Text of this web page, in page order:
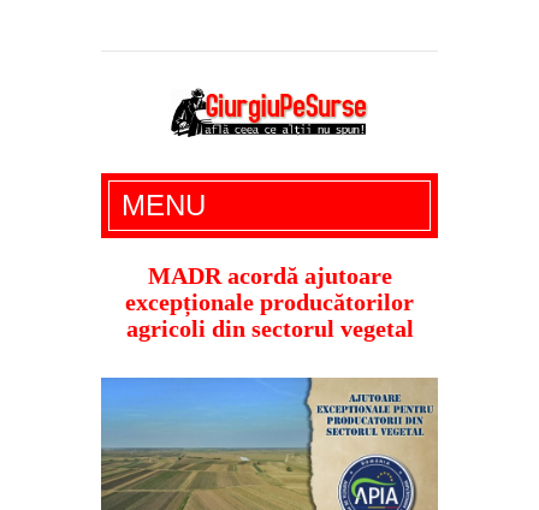
Giurgiu Pe Surse – actualitate giurgiu,
administratie giurgiu, stiri politice, social
economic, editoriale giurgiu, dezvaluiri,
soc, cancan, stiri locale
MENU
MADR acordă ajutoare
excepționale producătorilor
agricoli din sectorul vegetal